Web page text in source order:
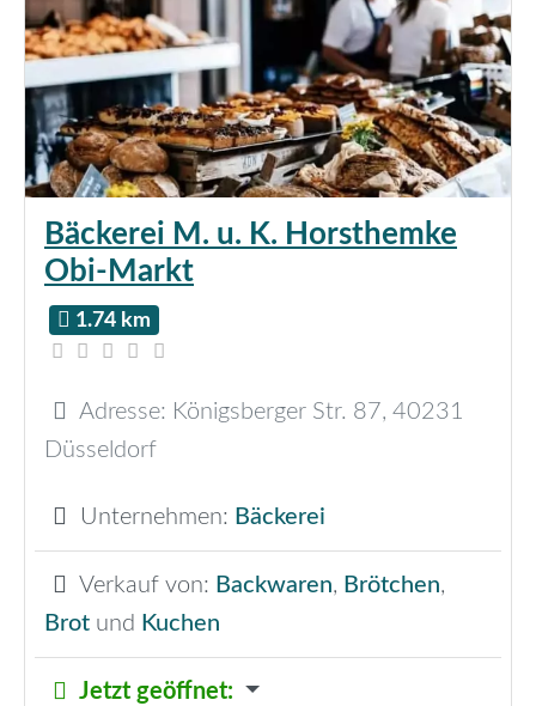
Bäckerei M. u. K. Horsthemke
Obi-Markt
1.74 km
Adresse: Königsberger Str. 87, 40231
Düsseldorf
Unternehmen: Bäckerei
Verkauf von: Backwaren, Brötchen,
Brot und Kuchen
Jetzt geöffnet: